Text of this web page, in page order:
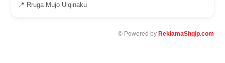
📍 Rruga Mujo Ulqinaku
© Powered by ReklamaShqip.com